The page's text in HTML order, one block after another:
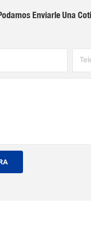
Enviarle Una